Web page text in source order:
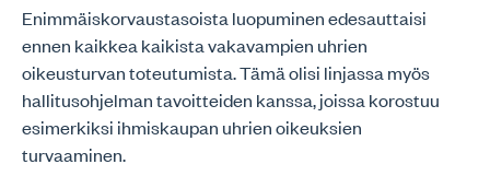
Enimmäiskorvaustasoista luopuminen edesauttaisi
ennen kaikkea kaikista vakavampien uhrien
oikeusturvan toteutumista. Tämä olisi linjassa myös
hallitusohjelman tavoitteiden kanssa, joissa korostuu
esimerkiksi ihmiskaupan uhrien oikeuksien
turvaaminen.